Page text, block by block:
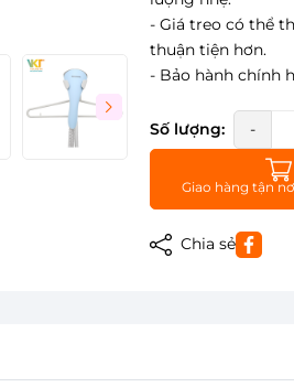
- Giá treo có thể
thuận tiện hơn.
- Bảo hành chính
Số lượng: -
Giao hàng tận
Chia sẻ